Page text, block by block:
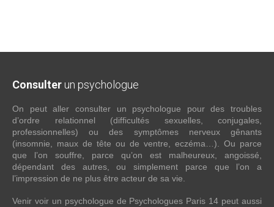
Consulter un psychologue
On peut aller consulter un psychologue pour des troubles
d’ordre relationnel (difficultés sexuelles, conjugales,
professionnelles) ou des symptômes nerveux gênants
(insomnie, maux de tête ou de ventre, eczéma…). Ou parce
que l’on souffre, parce qu’on est malheureux, angoissé,
dépendant des autres, ou simplement parce que l’on a
l’impression de ne plus être acteur de sa vie.
Venir voir un psychologue de Psychologues Paris 14 peut aussi